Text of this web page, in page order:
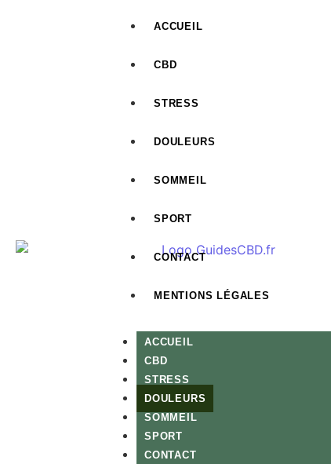
ACCUEIL
CBD
STRESS
DOULEURS
SOMMEIL
SPORT
CONTACT
MENTIONS LÉGALES
ACCUEIL
CBD
STRESS
DOULEURS
SOMMEIL
SPORT
CONTACT